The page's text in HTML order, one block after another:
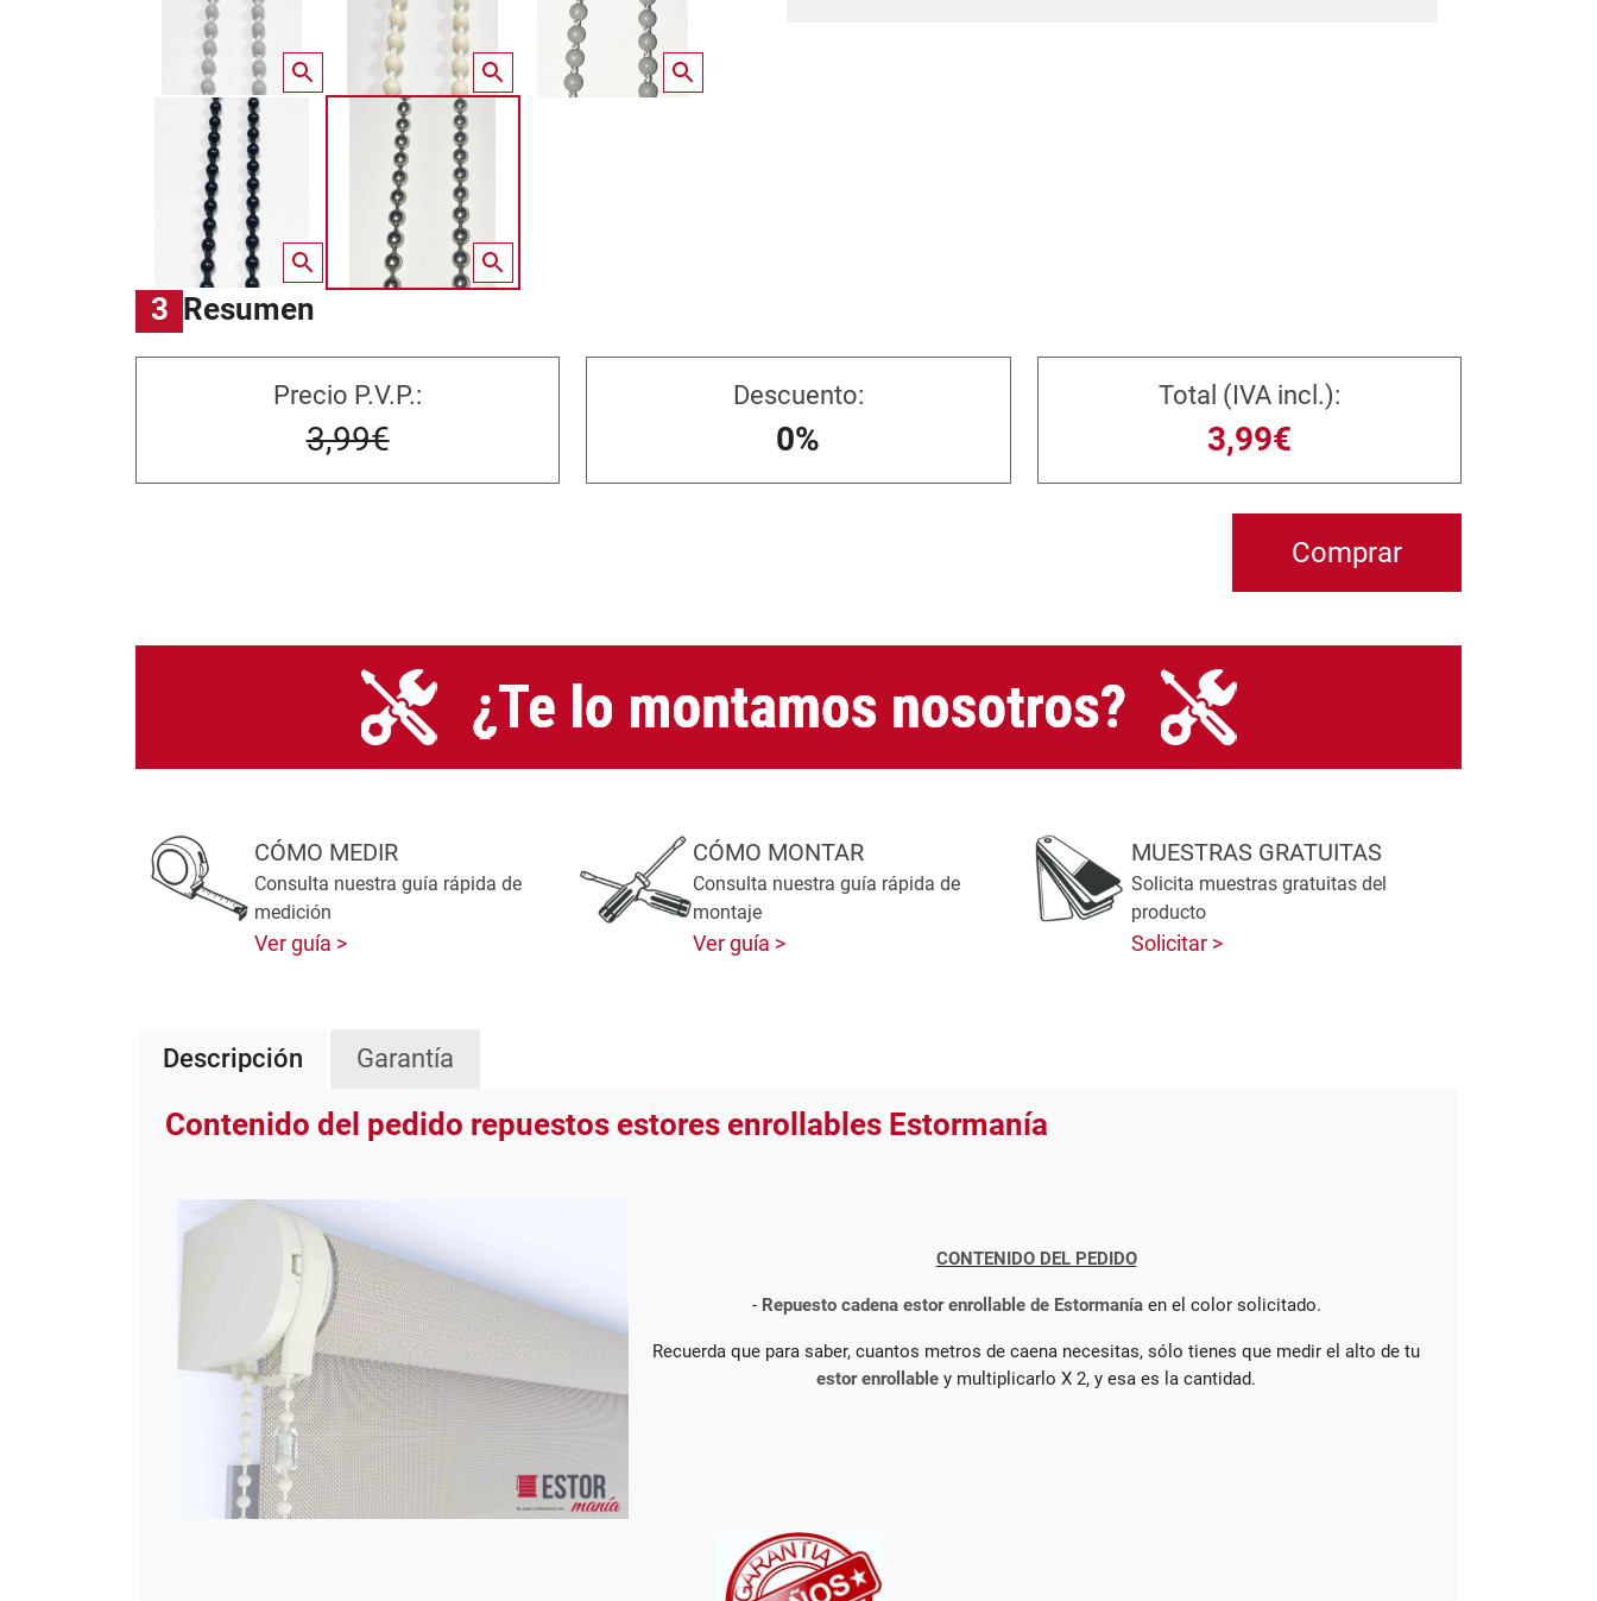
3 Resumen
Precio P.V.P.:
3,99€
Descuento:
0%
Total (IVA incl.):
3,99€
CÓMO MEDIR
Consulta nuestra guía rápida de
medición
Ver guía
CÓMO MONTAR
Consulta nuestra guía rápida de
montaje
Ver guía
MUESTRAS GRATUITAS
Solicita muestras gratuitas del
producto
Solicitar
Descripción Garantía
Contenido del pedido repuestos estores enrollables Estormanía
CONTENIDO DEL PEDIDO
- Repuesto cadena estor enrollable de Estormaníaen el color solicitado.
Recuerda que para saber, cuantos metros de caena necesitas, sólo tienes que medir el alto de tu
estor enrollable y multiplicarlo X 2, y esa es la cantidad.